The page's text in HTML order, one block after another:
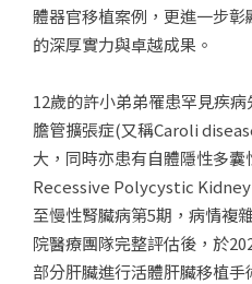
體器官移植案例，更進一步
的深厚實力與卓越成果。
12歲的許小弟弟罹患罕見疾
膽管擴張症(又稱Caroli
大，同時亦患有自體隱性多
Recessive Polycystic
至慢性腎臟病第5期，病情複
院醫療團隊完整評估後，於
部分肝臟進行活體肝臟移植